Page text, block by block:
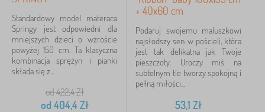
Standardowy model materaca
Springy jest odpowiedni dla
mniejszych dzieci o wzroście
powyżej 150 cm. Ta klasyczna
kombinacja sprężyn i pianki
składa się z...
od 422,4Zł
od 404,4Zł
+ 40x60 cm
Podaruj swojemu maluszkowi
najsłodszy sen w pościeli, która
jest tak delikatna jak Twoje
pieszczoty. Uroczy miś na
subtelnym tle tworzy spokojną i
pełną miłości...
53,1 Zł